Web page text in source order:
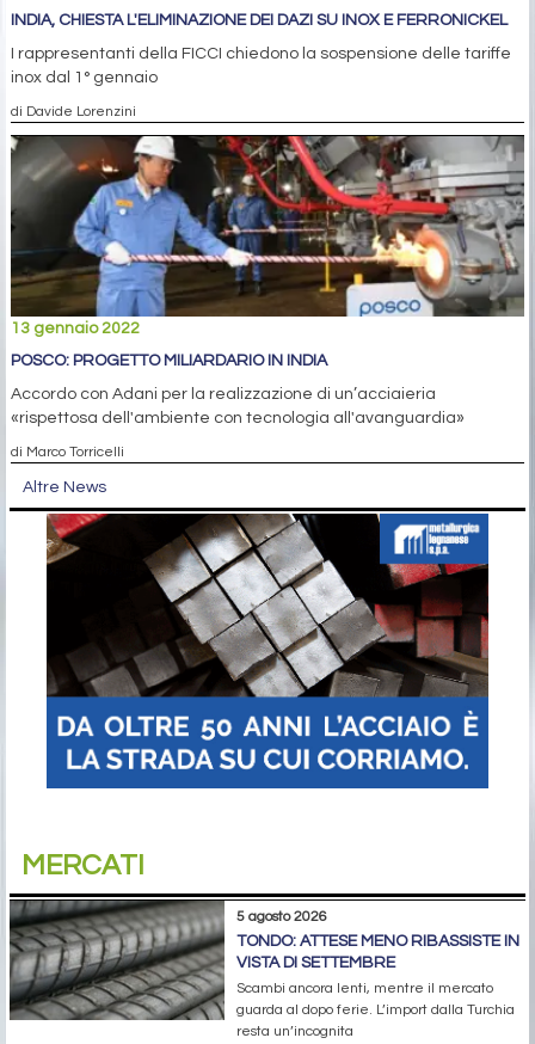
INDIA, CHIESTA L'ELIMINAZIONE DEI DAZI SU INOX E FERRONICKEL
I rappresentanti della FICCI chiedono la sospensione delle tariffe
inox dal 1° gennaio
di Davide Lorenzini
13 gennaio 2022
POSCO: PROGETTO MILIARDARIO IN INDIA
Accordo con Adani per la realizzazione di un’acciaieria
«rispettosa dell'ambiente con tecnologia all'avanguardia»
di Marco Torricelli
Altre News
MERCATI
5 agosto 2026
TONDO: ATTESE MENO RIBASSISTE IN
VISTA DI SETTEMBRE
Scambi ancora lenti, mentre il mercato
guarda al dopo ferie. L’import dalla Turchia
resta un’incognita